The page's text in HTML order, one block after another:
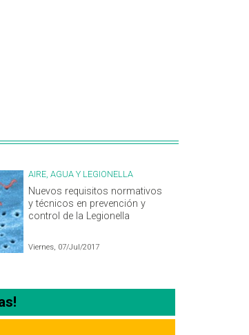
AIRE, AGUA Y LEGIONELLA
Nuevos requisitos normativos
y técnicos en prevención y
control de la Legionella
Viernes, 07/Jul/2017